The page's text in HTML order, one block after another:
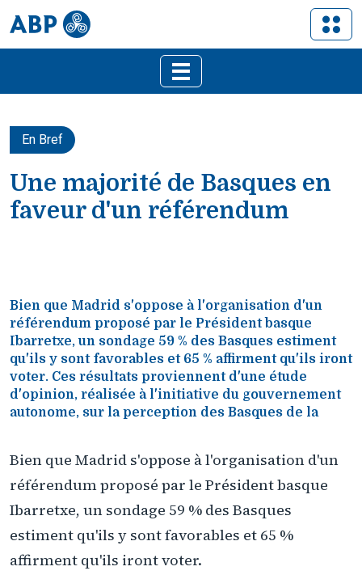
En Bref
Une majorité de Basques en
faveur d'un référendum
Bien que Madrid s'oppose à l'organisation d'un
référendum proposé par le Président basque
Ibarretxe, un sondage 59 % des Basques estiment
qu'ils y sont favorables et 65 % affirment qu'ils iront
voter. Ces résultats proviennent d'une étude
d'opinion, réalisée à l'initiative du gouvernement
autonome, sur la perception des Basques de la
Bien que Madrid s'oppose à l'organisation d'un
référendum proposé par le Président basque
Ibarretxe, un sondage 59 % des Basques
estiment qu'ils y sont favorables et 65 %
affirment qu'ils iront voter.